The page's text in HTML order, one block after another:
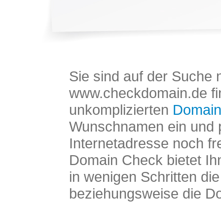
Sie sind auf der Suche
www.checkdomain.de
unkomplizierten
Wunschnamen ein und
Internetadresse noch
Domain Check bietet
in wenigen Schritten
beziehungsweise die